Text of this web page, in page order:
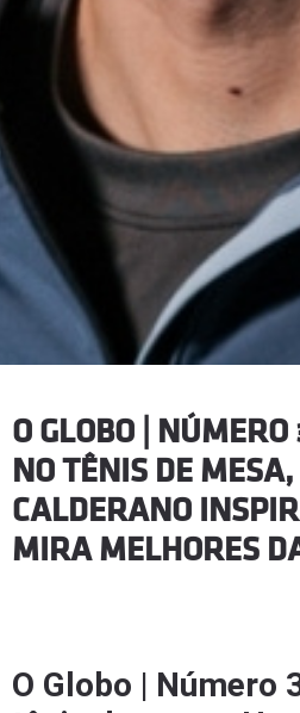
O GLOBO |
NO TÊNIS DE
CALDERANO
MIRA MELHORES
O Globo | Número